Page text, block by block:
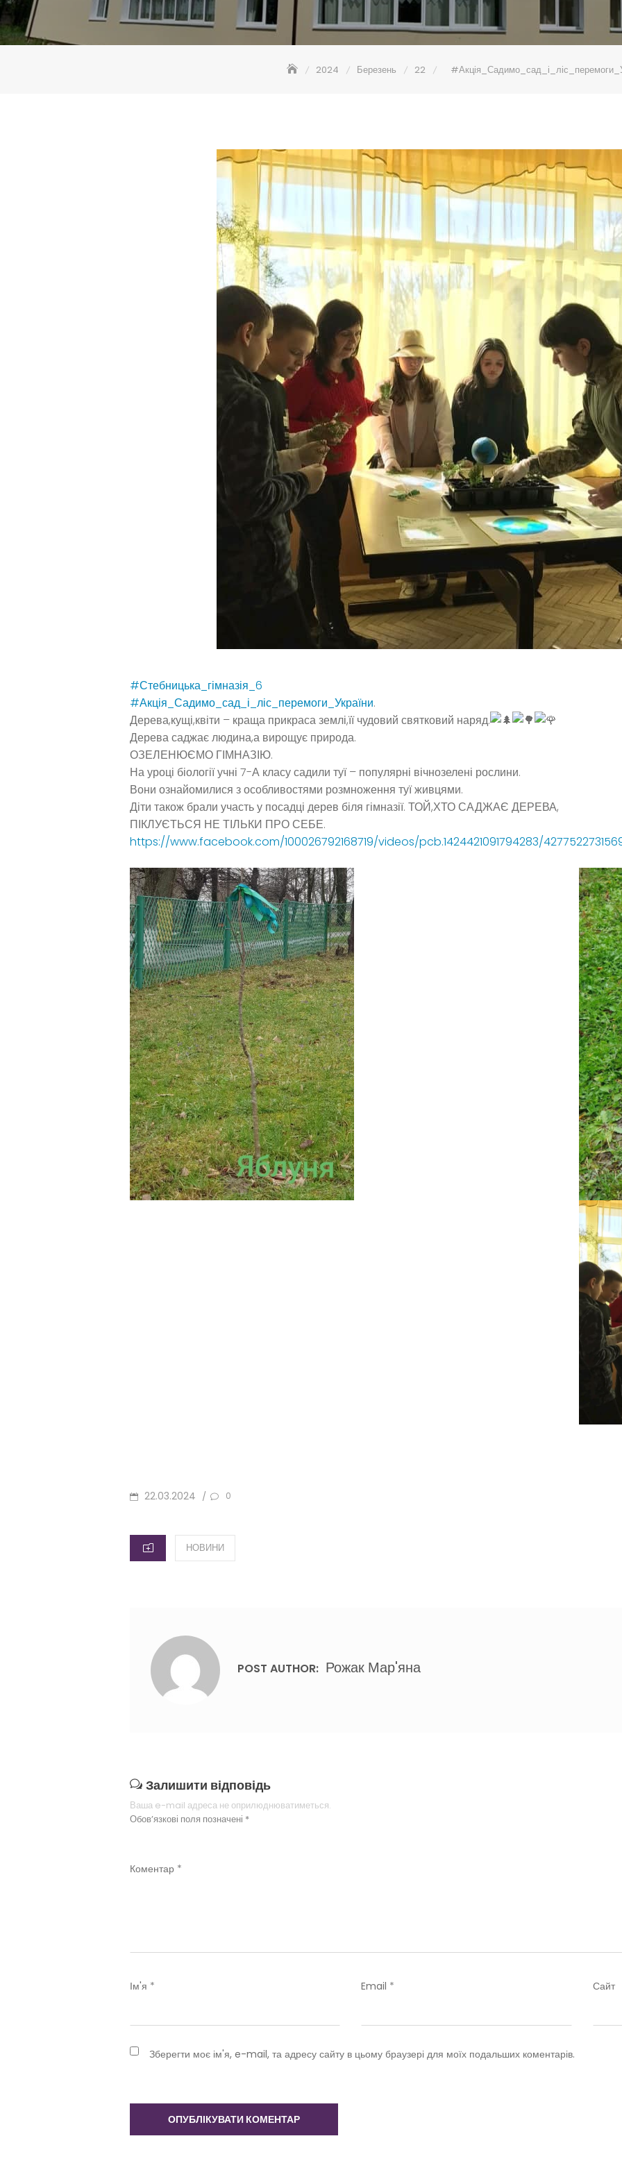
2024 Березень 22
#Стебницька_гімназія_6
#Акція_Садимо_сад_і_ліс_перемоги_України.
Дерева,кущі,квіти – краща прикраса землі,її чудовий святковий наряд.
Дерева саджає людина,а вирощує природа.
ОЗЕЛЕНЮЄМО ГІМНАЗІЮ.
На уроці біології учні 7-А класу садили туї – популярні вічнозелені рослини.
Вони ознайомилися з особливостями розмноження туї живцями.
Діти також брали участь у посадці дерев біля гімназії. ТОЙ,ХТО САДЖАЄ ДЕРЕВА,
ПІКЛУЄТЬСЯ НЕ ТІЛЬКИ ПРО СЕБЕ.
https://www.facebook.com/100026792168719/videos/pcb.1424421091794283/
POSTED
22.03.2024 / 0
CATEGORIES
НОВИНИ
POST AUTHOR: Рожак Мар'яна
Залишити відповідь
Ваша e-mail адреса не оприлюднюватиметься.
Обов’язкові поля позначені *
Коментар *
Ім'я * Email * Сайт
Зберегти моє ім'я, e-mail, та адресу сайту в цьому браузері для моїх подальших коментарів.